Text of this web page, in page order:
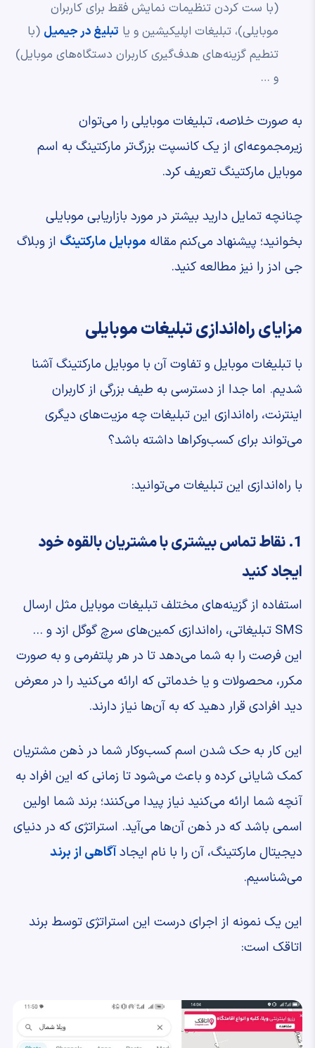
(با ست کردن تنظیمات نمایش فقط برای کاربران
موبایلی)، تبلیغات اپلیکیشین و یا تبلیغ در جیمیل(با
تنطیم گزینه‌های هدف‌گیری کاربران دستگاه‌های موبایل)
و …
به صورت خلاصه، تبلیغات موبایلی را می‌توان
زیرمجموعه‌ای از یک کانسپت بزرگ‌تر مارکتینگ به اسم
موبایل مارکتینگ تعریف کرد.
چنانچه تمایل دارید بیشتر در مورد بازاریابی موبایلی
بخوانید؛ پیشنهاد می‌کنم مقاله موبایل مارکتینگاز وبلاگ
جی ادز را نیز مطالعه کنید.
مزایای راه‌اندازی تبلیغات موبایلی
با تبلیغات موبایل و تفاوت آن با موبایل مارکتینگ آشنا
شدیم. اما جدا از دسترسی به طیف بزرگی از کاربران
اینترنت، راه‌اندازی این تبلیغات چه مزیت‌های دیگری
می‌تواند برای کسب‌وکراها داشته باشد؟
با راه‌اندازی این تبلیغات می‌توانید:
1. نقاط تماس بیشتری با مشتریان بالقوه خود
ایجاد کنید
استفاده از گزینه‌های مختلف تبلیغات موبایل مثل ارسال
SMS تبلیغاتی، راه‌اندازی کمین‌های سرچ گوگل ازد و …
این فرصت را به شما می‌دهد تا در هر پلتفرمی و به صورت
مکرر، محصولات و یا خدماتی که ارائه می‌کنید را در معرض
دید افرادی قرار دهید که به آن‌ها نیاز دارند.
این کار به حک شدن اسم کسب‌وکار شما در ذهن مشتریان
کمک شایانی کرده و باعث می‌شود تا زمانی که این افراد به
آنچه شما ارائه می‌کنید نیاز پیدا می‌کنند؛ برند شما اولین
اسمی باشد که در ذهن آن‌ها می‌آید. استراتژی که در دنیای
دیجیتال مارکتینگ، آن را با نام ایجادآگاهی از برند
می‌شناسیم.
این یک نمونه از اجرای درست این استراتژی توسط برند
اتاقک است: